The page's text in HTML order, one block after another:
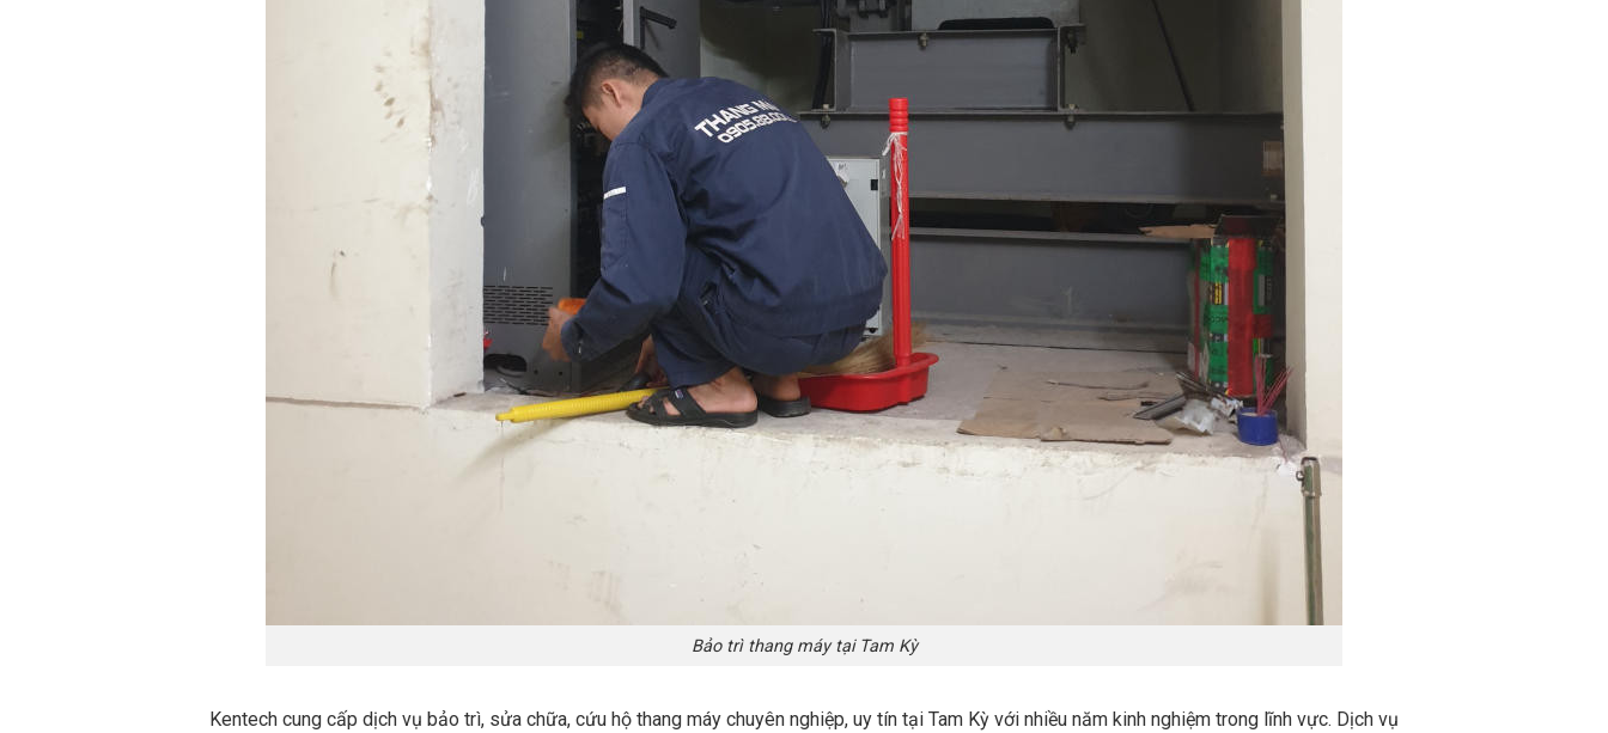
Bảo trì thang máy tại Tam Kỳ
Kentech cung cấp dịch vụ bảo trì, sửa chữa, cứu hộ thang máy chuyên nghiệp, uy tín tại Tam Kỳ với nhiều năm kinh nghiệm trong lĩnh vực. Dịch vụ